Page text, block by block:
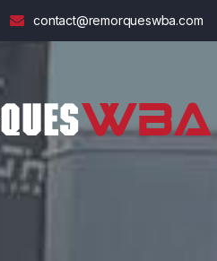
contact@remorqueswba.com